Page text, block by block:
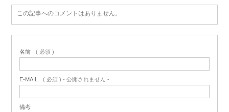
この記事へのコメントはありません。
名前 ( 必須 )
E-MAIL ( 必須 ) - 公開されません -
備考